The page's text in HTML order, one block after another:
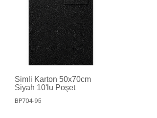
Simli Karton 50x70cm
Siyah 10'lu Poşet
BP704-95